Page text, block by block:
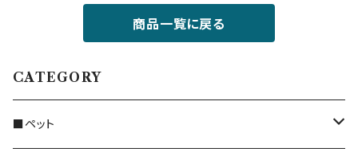
商品一覧に戻る
CATEGORY
■ペット